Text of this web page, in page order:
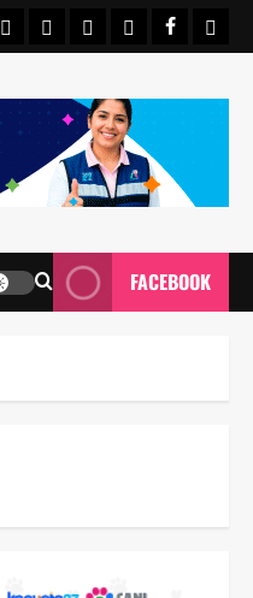
INICIOIRAPUATO
ESTATALES
FACEBOOK